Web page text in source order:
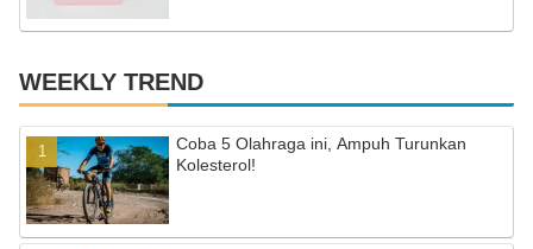
WEEKLY TREND
Coba 5 Olahraga ini, Ampuh Turunkan
Kolesterol!